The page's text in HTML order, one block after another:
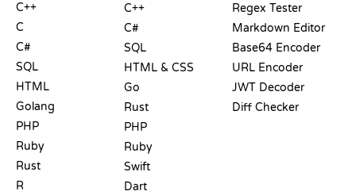
C++
C
C#
SQL
HTML
Golang
PHP
Ruby
Rust
R
C++
C#
SQL
HTML & CSS
Go
Rust
PHP
Ruby
Swift
Dart
Regex Tester
Markdown Editor
Base64 Encoder
URL Encoder
JWT Decoder
Diff Checker